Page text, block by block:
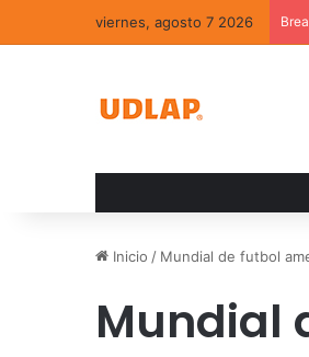
viernes, agosto 7 2026
Inicio / Mundial de futbol
Mundial